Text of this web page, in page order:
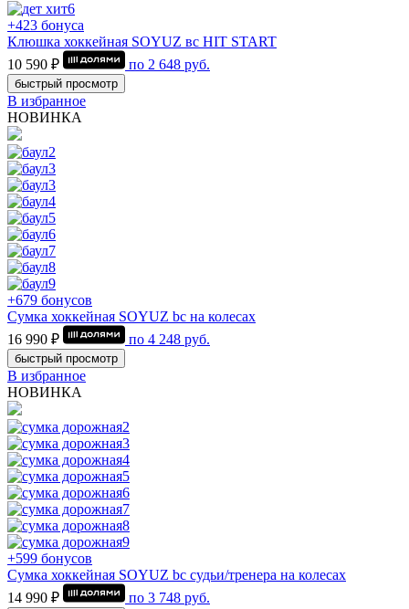
+423 бонуса
Клюшка хоккейная SOYUZ вс HIT START
10 590 ₽
по 2 648 руб.
быстрый просмотр
В избранное
НОВИНКА
+679 бонусов
Сумка хоккейная SOYUZ bc на колесах
16 990 ₽
по 4 248 руб.
быстрый просмотр
В избранное
НОВИНКА
+599 бонусов
Сумка хоккейная SOYUZ bc судьи/тренера на колесах
14 990 ₽
по 3 748 руб.